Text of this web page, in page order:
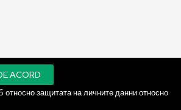
ACORD
защитата на личните данни относно